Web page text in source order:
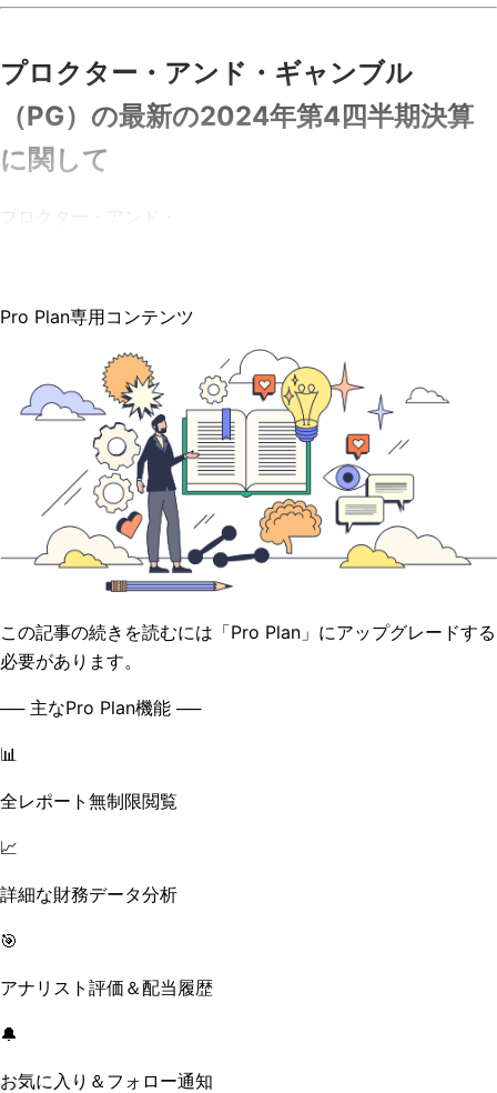
プロクター・アンド・ギャンブル
（PG） の最新の2024年第4四半期決算
に関して
Pro Plan専用コンテンツ
この記事の続きを読むには「Pro Plan」にアップグレードする
必要があります。
── 主なPro Plan機能 ──
📊
全レポート無制限閲覧
📈
詳細な財務データ分析
🎯
アナリスト評価＆配当履歴
🔔
お気に入り＆フォロー通知